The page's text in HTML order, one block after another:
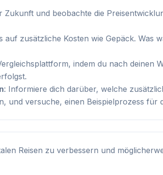
Zukunft und beobachte die
auf zusätzliche Kosten wie Gepäck. Was
indem du nach deinen
: Informiere dich darüber, welche
und versuche, einen Beispielprozess für
Reisen zu verbessern und